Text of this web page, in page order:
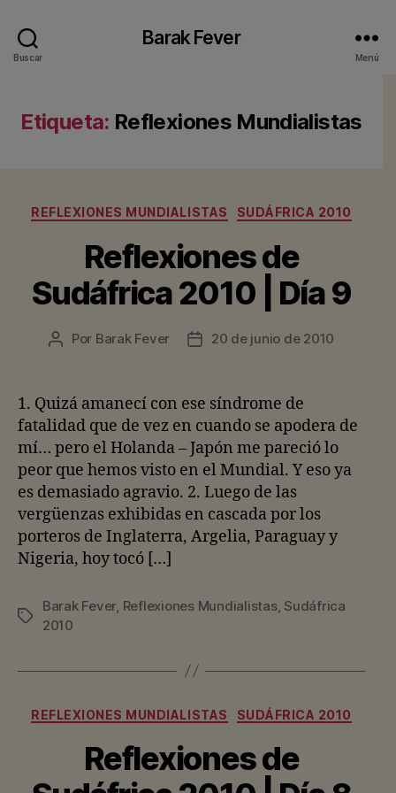
Buscar
Barak Fever
Menú
Etiqueta: Reflexiones Mundialistas
Categorías
REFLEXIONES MUNDIALISTAS SUDÁFRICA 2010
Reflexiones de
Sudáfrica 2010 | Día 9
Autor
entrada
Por Barak Fever
Fecha
entrada
20 de junio de 2010
1. Quizá amanecí con ese síndrome de
fatalidad que de vez en cuando se apodera de
mí… pero el Holanda – Japón me pareció lo
peor que hemos visto en el Mundial. Y eso ya
es demasiado agravio. 2. Luego de las
vergüenzas exhibidas en cascada por los
porteros de Inglaterra, Argelia, Paraguay y
Nigeria, hoy tocó […]
Etiquetas
Barak Fever, Reflexiones Mundialistas,Sudáfrica
2010
Categorías
REFLEXIONES MUNDIALISTAS SUDÁFRICA 2010
Reflexiones de